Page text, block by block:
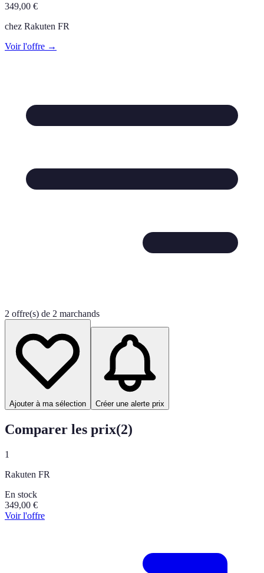
349,00 €
chez Rakuten FR
Voir l'offre →
2 offre(s) de 2 marchands
Ajouter à ma sélection Créer une alerte prix
Comparer les prix(2)
1
Rakuten FR
En stock
349,00 €
Voir l'offre